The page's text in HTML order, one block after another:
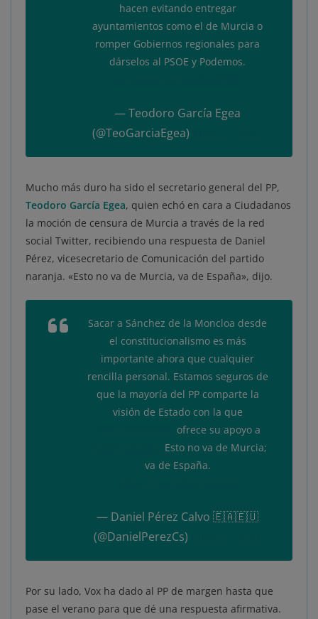
hacen evitando entregar
ayuntamientos como el de Murcia o
romper Gobiernos regionales para
dárselos al PSOE y Podemos.
— Teodoro García Egea
(@TeoGarciaEgea)
Mucho más duro ha sido el secretario general del PP,
Teodoro García Egea, quien echó en cara a Ciudadanos
la moción de censura de Murcia a través de la red
social Twitter, recibiendo una respuesta de Daniel
Pérez, vicesecretario de Comunicación del partido
naranja. «Esto no va de Murcia, va de España», dijo.
Sacar a Sánchez de la Moncloa desde
el constitucionalismo es más
importante ahora que cualquier
rencilla personal. Estamos seguros de
que la mayoría del PP comparte la
visión de Estado con la que
ofrece su apoyo a
Esto no va de Murcia;
va de España.
— Daniel Pérez Calvo 🇪🇦🇪🇺
(@DanielPerezCs)
Por su lado, Vox ha dado al PP de margen hasta que
pase el verano para que dé una respuesta afirmativa.